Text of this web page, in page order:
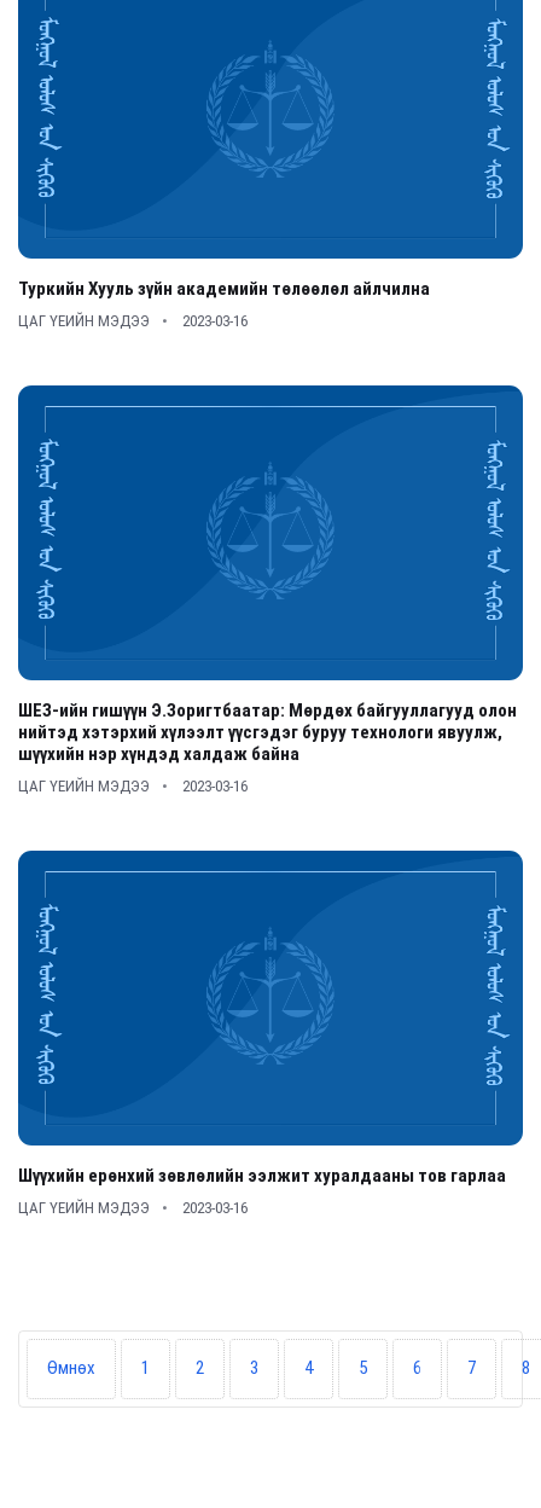
Туркийн Хууль зүйн академийн төлөөлөл айлчилна
ЦАГ ҮЕИЙН МЭДЭЭ 2023-03-16
ШЕЗ-ийн гишүүн Э.Зоригтбаатар: Мөрдөх байгууллагууд олон
нийтэд хэтэрхий хүлээлт үүсгэдэг буруу технологи явуулж,
шүүхийн нэр хүндэд халдаж байна
ЦАГ ҮЕИЙН МЭДЭЭ 2023-03-16
Шүүхийн ерөнхий зөвлөлийн ээлжит хуралдааны тов гарлаа
ЦАГ ҮЕИЙН МЭДЭЭ 2023-03-16
Өмнөх 1 2 3 4 5 6 7 8